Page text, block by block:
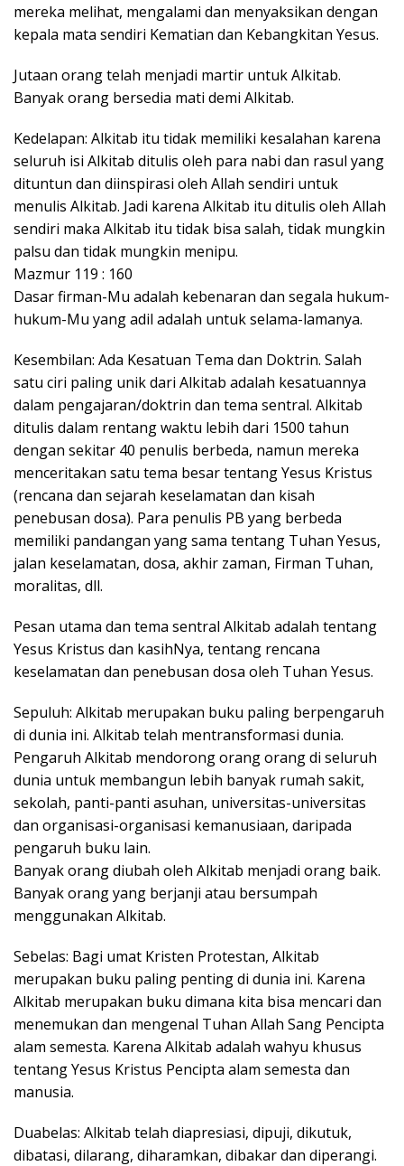
mereka melihat, mengalami dan menyaksikan dengan
kepala mata sendiri Kematian dan Kebangkitan Yesus.
Jutaan orang telah menjadi martir untuk Alkitab.
Banyak orang bersedia mati demi Alkitab.
Kedelapan: Alkitab itu tidak memiliki kesalahan karena
seluruh isi Alkitab ditulis oleh para nabi dan rasul yang
dituntun dan diinspirasi oleh Allah sendiri untuk
menulis Alkitab. Jadi karena Alkitab itu ditulis oleh Allah
sendiri maka Alkitab itu tidak bisa salah, tidak mungkin
palsu dan tidak mungkin menipu.
Mazmur 119 : 160
Dasar firman-Mu adalah kebenaran dan segala hukum-
hukum-Mu yang adil adalah untuk selama-lamanya.
Kesembilan: Ada Kesatuan Tema dan Doktrin. Salah
satu ciri paling unik dari Alkitab adalah kesatuannya
dalam pengajaran/doktrin dan tema sentral. Alkitab
ditulis dalam rentang waktu lebih dari 1500 tahun
dengan sekitar 40 penulis berbeda, namun mereka
menceritakan satu tema besar tentang Yesus Kristus
(rencana dan sejarah keselamatan dan kisah
penebusan dosa). Para penulis PB yang berbeda
memiliki pandangan yang sama tentang Tuhan Yesus,
jalan keselamatan, dosa, akhir zaman, Firman Tuhan,
moralitas, dll.
Pesan utama dan tema sentral Alkitab adalah tentang
Yesus Kristus dan kasihNya, tentang rencana
keselamatan dan penebusan dosa oleh Tuhan Yesus.
Sepuluh: Alkitab merupakan buku paling berpengaruh
di dunia ini. Alkitab telah mentransformasi dunia.
Pengaruh Alkitab mendorong orang orang di seluruh
dunia untuk membangun lebih banyak rumah sakit,
sekolah, panti-panti asuhan, universitas-universitas
dan organisasi-organisasi kemanusiaan, daripada
pengaruh buku lain.
Banyak orang diubah oleh Alkitab menjadi orang baik.
Banyak orang yang berjanji atau bersumpah
menggunakan Alkitab.
Sebelas: Bagi umat Kristen Protestan, Alkitab
merupakan buku paling penting di dunia ini. Karena
Alkitab merupakan buku dimana kita bisa mencari dan
menemukan dan mengenal Tuhan Allah Sang Pencipta
alam semesta. Karena Alkitab adalah wahyu khusus
tentang Yesus Kristus Pencipta alam semesta dan
manusia.
Duabelas: Alkitab telah diapresiasi, dipuji, dikutuk,
dibatasi, dilarang, diharamkan, dibakar dan diperangi.